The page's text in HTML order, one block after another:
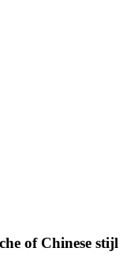
of Chinese stijl